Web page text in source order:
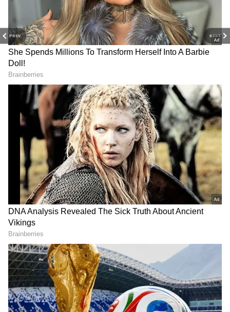
PREV NEXT
Varun Tej: ఒకవైపు చెల్లి,
మరోవైపు తండ్రి.. కెరీర్ లో
తొలిసారి నాగబాబుతో
నటించబోతున్న వరుణ్ తేజ్
Lenin total Collections:
`లెనిన్‌` ఫైనల్‌ కలెక్షన్లు, నిజంగా
షాకింగ్‌.. అఖిల్‌ సినిమా హిట్టా?
ఫట్టా?
Ravi Kishan House: 20 కోట్ల
ఇల్లు.. చూస్తే వావ్ అనాల్సిందే,
రేసుగుర్రం విలన్ లగ్జరీ హౌస్‌
లిరిసిస్ట్.. బిగ్ బాస్ 10లోకి ఎంట్రీ ?
LATEST VIDEOS
దేవరపల్లిలో అడుగుపెట్టిన జగన్ భారీగా
తరలి వచ్చిన ఫ్యాన్స్ | YS Jagan East